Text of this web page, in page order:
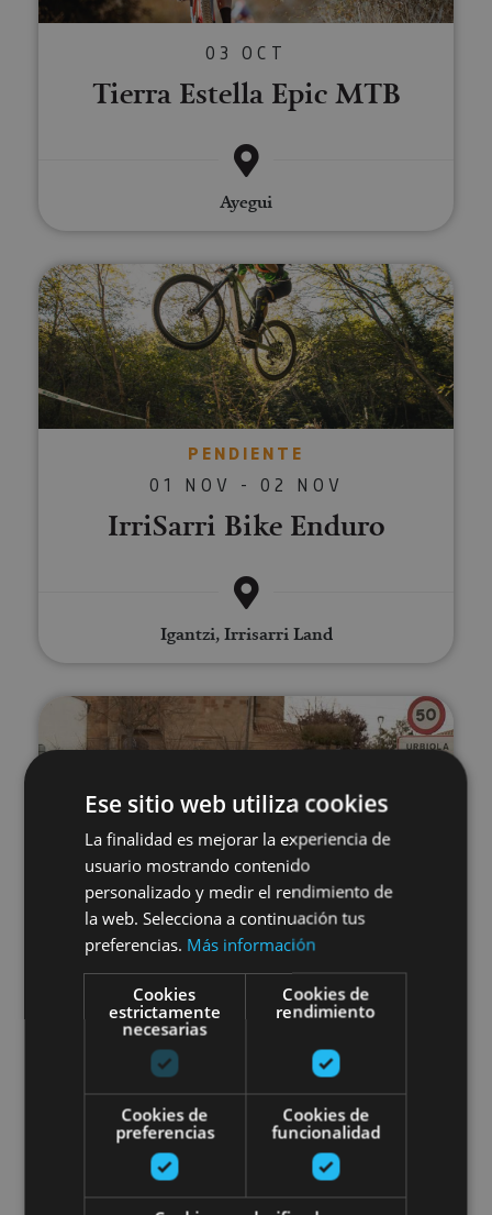
03 OCT
Tierra Estella Epic MTB
Ayegui
IrriSarri Bike Enduro
PENDIENTE
01 NOV - 02 NOV
IrriSarri Bike Enduro
Igantzi, Irrisarri Land
Grand Prix Miguel Induráin
PENDIENTE
04 ABR
Grand Prix Miguel Induráin
Estella-Lizarra, Villatuerta, Abárzuza, Zubielqui,
Murieta, Ancín, Legaria, Arróniz, Barbarin, Luquin
Tierra Estella Epic Gravel
Ese sitio web utiliza cookies
La finalidad es mejorar la experiencia de
usuario mostrando contenido
personalizado y medir el rendimiento de
la web. Selecciona a continuación tus
preferencias. Más información
Cookies
estrictamente
necesarias
Cookies de
rendimiento
Cookies de
preferencias
Cookies de
funcionalidad